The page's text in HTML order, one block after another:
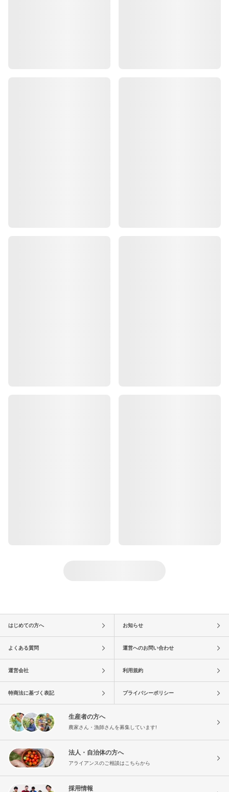
はじめての方へ お知らせ
よくある質問 運営へのお問い合わせ
運営会社 利用規約
特商法に基づく表記 プライバシーポリシー
生産者の方へ
農家さん・漁師さんを募集しています!
法人・自治体の方へ
アライアンスのご相談はこちらから
採用情報